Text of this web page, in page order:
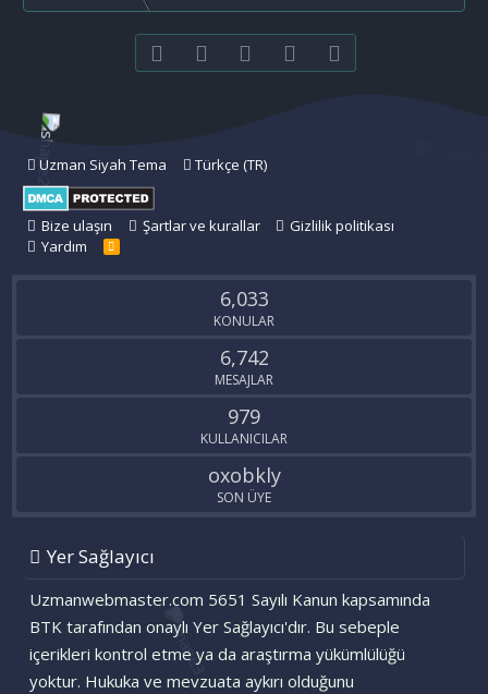
FacebookTwitter youtubeBize ulaşın
Uzman Siyah Tema Türkçe (TR)
Bize ulaşın Şartlar ve kurallar
Gizlilik politikası
Yardım
R
S
6,033
KONULAR
6,742
MESAJLAR
979
KULLANICILAR
oxobkly
SON ÜYE
Yer Sağlayıcı
Uzmanwebmaster.com 5651 Sayılı Kanun kapsamında
BTK tarafından onaylı Yer Sağlayıcı'dır. Bu sebeple
içerikleri kontrol etme ya da araştırma yükümlülüğü
yoktur. Hukuka ve mevzuata aykırı olduğunu